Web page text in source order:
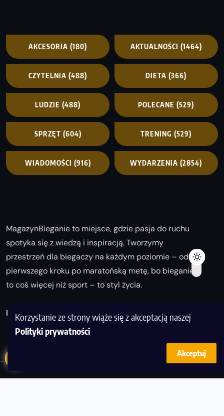
Korzystanie ze strony wiąże się z akceptacją naszej
Polityki prywatności
Akceptuj
AKCESORIA (180) AKTUALNOŚCI (1464)
CZYTELNIA (488) DIETA (366)
LUDZIE (488) POLECANE (529)
SPRZĘT (604) TRENING (529)
WIADOMOŚCI (916) WYDARZENIA (2854)
MagazynBieganie to miejsce, gdzie pasja do ruchu
spotyka się z wiedzą i inspiracją. Tworzymy
przestrzeń dla biegaczy na każdym poziomie – od
pierwszego kroku po maratońską metę, bo bieganie
to coś więcej niż sport – to styl życia.
Biegaj z nami i odkrywaj swoją najlepszą wersję!